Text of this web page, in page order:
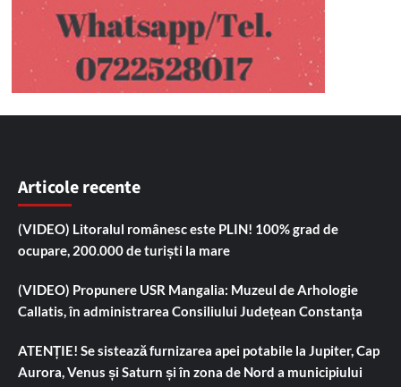
Articole recente
(VIDEO) Litoralul românesc este PLIN! 100% grad de
ocupare, 200.000 de turiști la mare
(VIDEO) Propunere USR Mangalia: Muzeul de Arhologie
Callatis, în administrarea Consiliului Județean Constanța
ATENȚIE! Se sistează furnizarea apei potabile la Jupiter, Cap
Aurora, Venus și Saturn și în zona de Nord a municipiului